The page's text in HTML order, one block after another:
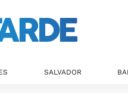
SALVADOR